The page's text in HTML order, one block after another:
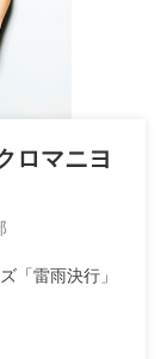
ロマニヨ
「雷雨決行」